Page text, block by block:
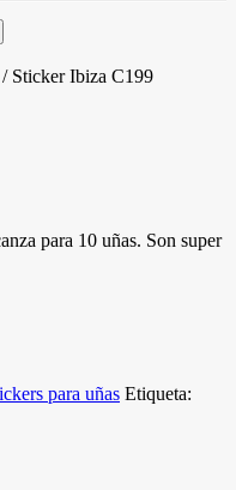
/ Sticker Ibiza C199
para 10 uñas. Son super
para uñas Etiqueta: